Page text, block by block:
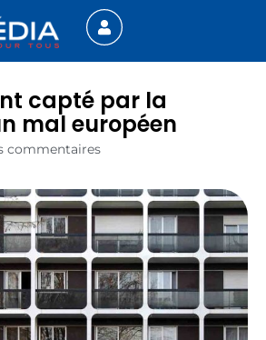
capté par la
mal européen
commentaires